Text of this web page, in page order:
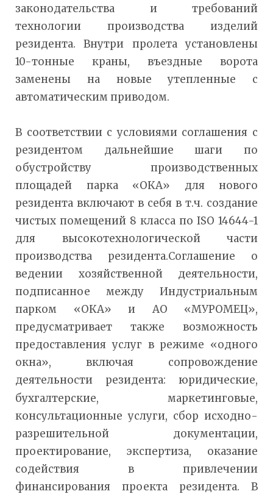
законодательства и требований
технологии производства изделий
резидента. Внутри пролета установлены
10-тонные краны, въездные ворота
заменены на новые утепленные с
автоматическим приводом.
В соответствии с условиями соглашения с
резидентом дальнейшие шаги по
обустройству производственных
площадей парка «ОКА» для нового
резидента включают в себя в т.ч. создание
чистых помещений 8 класса по ISO 14644-1
для высокотехнологической части
производства резидента.Соглашение о
ведении хозяйственной деятельности,
подписанное между Индустриальным
парком «ОКА» и АО «МУРОМЕЦ»,
предусматривает также возможность
предоставления услуг в режиме «одного
окна», включая сопровождение
деятельности резидента: юридические,
бухгалтерские, маркетинговые,
консультационные услуги, сбор исходно-
разрешительной документации,
проектирование, экспертиза, оказание
содействия в привлечении
финансирования проекта резидента. В